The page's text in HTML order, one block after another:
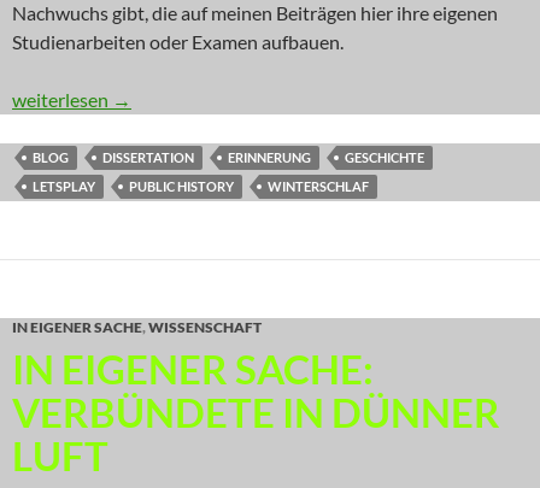
Nachwuchs gibt, die auf meinen Beiträgen hier ihre eigenen
Studienarbeiten oder Examen aufbauen.
IN EIGENER SACHE: Nur so’n halber Winterschlaf dank
weiterlesen →
BLOG DISSERTATION ERINNERUNG
GESCHICHTE
LETSPLAY
PUBLIC HISTORY WINTERSCHLAF
IN EIGENER SACHE,WISSENSCHAFT
IN EIGENER SACHE:
VERBÜNDETE IN DÜNNER
LUFT